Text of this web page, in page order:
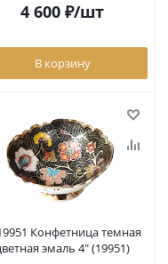
4 600 ₽/шт
В корзину
Конфетница темная
эмаль 4" (19951)